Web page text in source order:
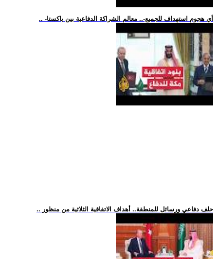
.. -أي هجوم استهداف للجميع-.. معالم الشراكة الدفاعية بين باكستا
.. حلف دفاعي ورسائل للمنطقة.. أهداف الاتفاقية الثلاثية من منظور